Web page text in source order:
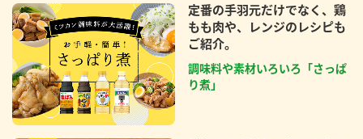
定番の手羽元だけでなく、鶏
もも肉や、レンジのレシピも
ご紹介。
調味料や素材いろいろ「さっぱ
り煮」